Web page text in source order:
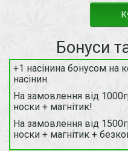
Бонуси
+1 насінина бонусом на
насінин.
На замовлення від
носки + магнітик!
На замовлення від
носки + магнітик +